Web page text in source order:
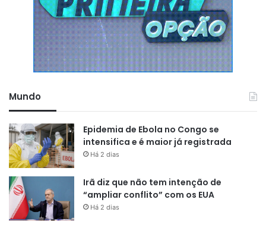
dos EUA, deixando que o povo
brasileiro decida seu destino,
como eu vou deixar que o povo
americano decida o destino
Executivo federal.
Mundo
Epidemia de Ebola no Congo se
intensifica e é maior já registrada
Há 2 dias
Irã diz que não tem intenção de
“ampliar conflito” com os EUA
Há 2 dias